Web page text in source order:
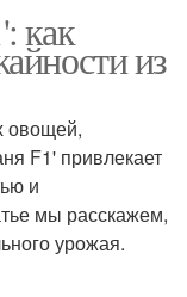
как
из
овощей,
F1' привлекает
и
мы расскажем,
урожая.